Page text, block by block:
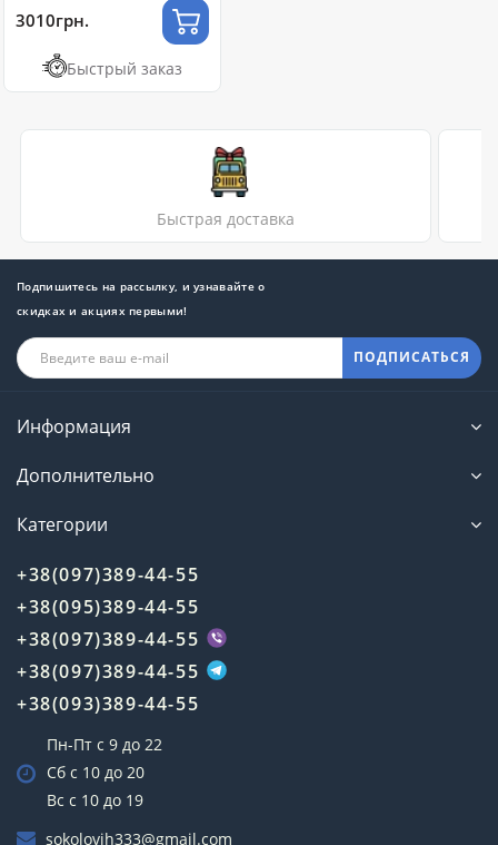
3010грн.
Быстрый заказ
Быстрая доставка
Подпишитесь на рассылку, и узнавайте о
скидках и акциях первыми!
ПОДПИСАТЬСЯ
Информация
Дополнительно
Категории
+38(097)389-44-55
+38(095)389-44-55
+38(097)389-44-55
+38(097)389-44-55
+38(093)389-44-55
Пн-Пт с 9 до 22
Сб с 10 до 20
Вс с 10 до 19
sokolovih333@gmail.com